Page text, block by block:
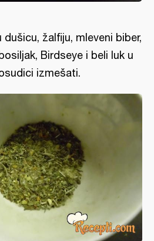
dušicu, žalfiju, mleveni biber,
Birdseye i beli luk u
izmešati.